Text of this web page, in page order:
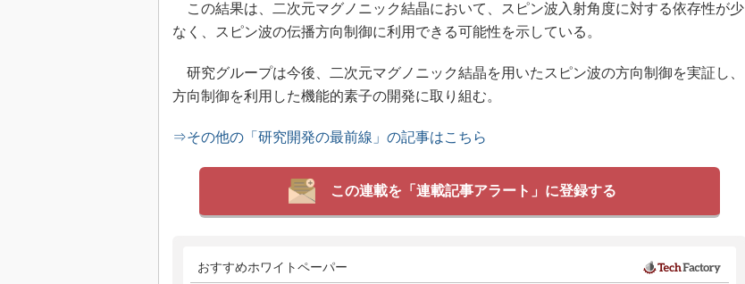
この結果は、二次元マグノニック結晶において、スピン波入射角度に対する依存性が少
なく、スピン波の伝播方向制御に利用できる可能性を示している。
研究グループは今後、二次元マグノニック結晶を用いたスピン波の方向制御を実証し、
方向制御を利用した機能的素子の開発に取り組む。
⇒その他の「研究開発の最前線」の記事はこちら
この連載を「連載記事アラート」に登録する
おすすめホワイトペーパー